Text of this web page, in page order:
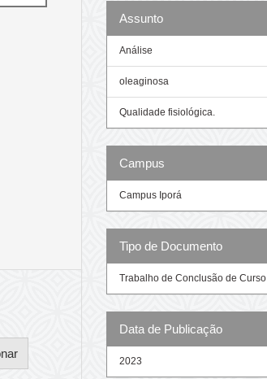
Assunto
Análise
oleaginosa
Qualidade fisiológica.
Campus
Campus Iporá
Tipo de Documento
Trabalho de Conclusão de Curso
Data de Publicação
2023